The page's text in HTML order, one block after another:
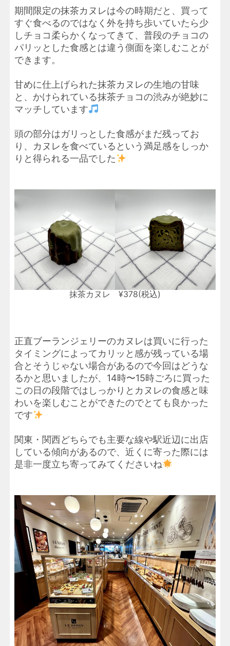
期間限定の抹茶カヌレは今の時期だと、買って
すぐ食べるのではなく外を持ち歩いていたら少
しチョコ柔らかくなってきて、普段のチョコの
パリッとした食感とは違う側面を楽しむことが
できます。
甘めに仕上げられた抹茶カヌレの生地の甘味
と、かけられている抹茶チョコの渋みが絶妙に
マッチしています
頭の部分はガリっとした食感がまだ残ってお
り、カヌレを食べているという満足感をしっか
りと得られる一品でした
抹茶カヌレ ¥378(税込)
正直ブーランジェリーのカヌレは買いに行った
タイミングによってカリッと感が残っている場
合とそうじゃない場合があるので今回はどうな
るかと思いましたが、14時〜15時ごろに買った
この日の段階ではしっかりとカヌレの食感と味
わいを楽しむことができたのでとても良かった
です
関東・関西どちらでも主要な線や駅近辺に出店
している傾向があるので、近くに寄った際には
是非一度立ち寄ってみてくださいね